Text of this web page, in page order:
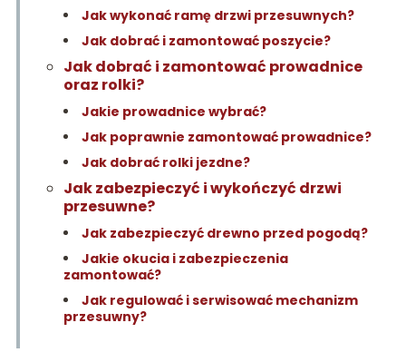
Jak wykonać ramę drzwi przesuwnych?
Jak dobrać i zamontować poszycie?
Jak dobrać i zamontować prowadnice
oraz rolki?
Jakie prowadnice wybrać?
Jak poprawnie zamontować prowadnice?
Jak dobrać rolki jezdne?
Jak zabezpieczyć i wykończyć drzwi
przesuwne?
Jak zabezpieczyć drewno przed pogodą?
Jakie okucia i zabezpieczenia
zamontować?
Jak regulować i serwisować mechanizm
przesuwny?